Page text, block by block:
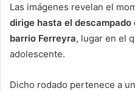
Las imágenes revelan el
dirige hasta el
barrio Ferreyra, lugar en el
adolescente.
Dicho rodado pertenece a